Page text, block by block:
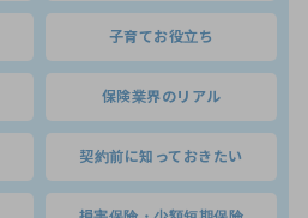
子育てお役立ち
保険業界のリアル
契約前に知っておきたい